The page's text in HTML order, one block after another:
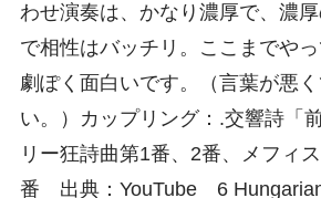
わせ演奏は、かなり濃厚で、濃
で相性はバッチリ。ここまでや
劇ぽく面白いです。（言葉が悪
い。）カップリング：.交響詩「
リー狂詩曲第1番、2番、メフィ
番 出典：YouTube 6